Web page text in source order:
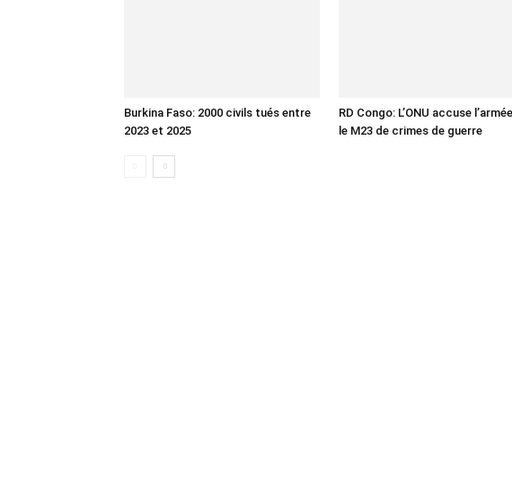
Burkina Faso: 2000 civils tués entre
2023 et 2025
RD Congo: L’ONU accuse
le M23 de crimes de guerre